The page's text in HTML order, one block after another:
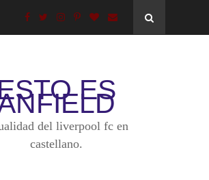
ES
del liverpool fc en
castellano.